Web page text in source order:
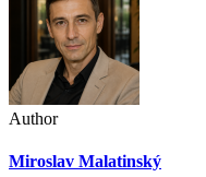
Author
Miroslav Malatinský